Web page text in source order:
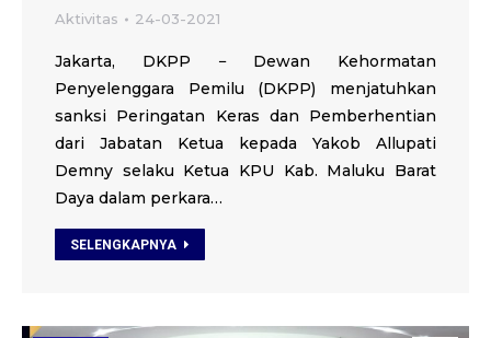
Aktivitas 24-03-2021
Jakarta, DKPP − Dewan Kehormatan
Penyelenggara Pemilu (DKPP) menjatuhkan
sanksi Peringatan Keras dan Pemberhentian
dari Jabatan Ketua kepada Yakob Allupati
Demny selaku Ketua KPU Kab. Maluku Barat
Daya dalam perkara…
SELENGKAPNYA